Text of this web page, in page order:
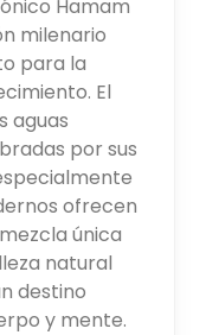
Hamam
milenario
para la
El
aguas
por sus
ofrecen
única
natural
destino
y mente.